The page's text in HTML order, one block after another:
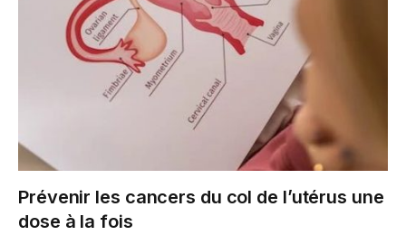
Prévenir les cancers du col de l’utérus une
dose à la fois